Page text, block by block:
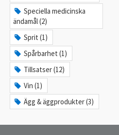
Speciella medicinska
ändamål (2)
Sprit (1)
Spårbarhet (1)
Tillsatser (12)
Vin (1)
Ägg & äggprodukter (3)